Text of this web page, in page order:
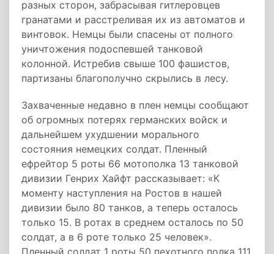
разных сторон, забрасывая гитлеровцев
гранатами и расстреливая их из автоматов и
винтовок. Немцы были спасены от полного
уничтожения подоспевшей танковой
колонной. Истребив свыше 100 фашистов,
партизаны благополучно скрылись в лесу.
Захваченные недавно в плен немцы сообщают
об огромных потерях германских войск и
дальнейшем ухудшении морального
состояния немецких солдат. Пленный
ефрейтор 5 роты 66 мотополка 13 танковой
дивизии Генрих Хайфт рассказывает: «К
моменту наступления на Ростов в нашей
дивизии было 80 танков, а теперь осталось
только 15. В ротах в среднем осталось по 50
солдат, а в 6 роте только 25 человек».
Пленный солдат 1 роты 50 пехотного полка 111